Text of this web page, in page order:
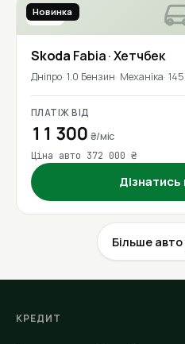
2019
Новинка
Skoda Fabia· Хетчбек
Дніпро 1.0 Бензин Механіка
ПЛАТІЖ ВІД
11 300 ₴/міс
Ціна авто 372 000 ₴
Дізнатись
Більше авто
КРЕДИТ